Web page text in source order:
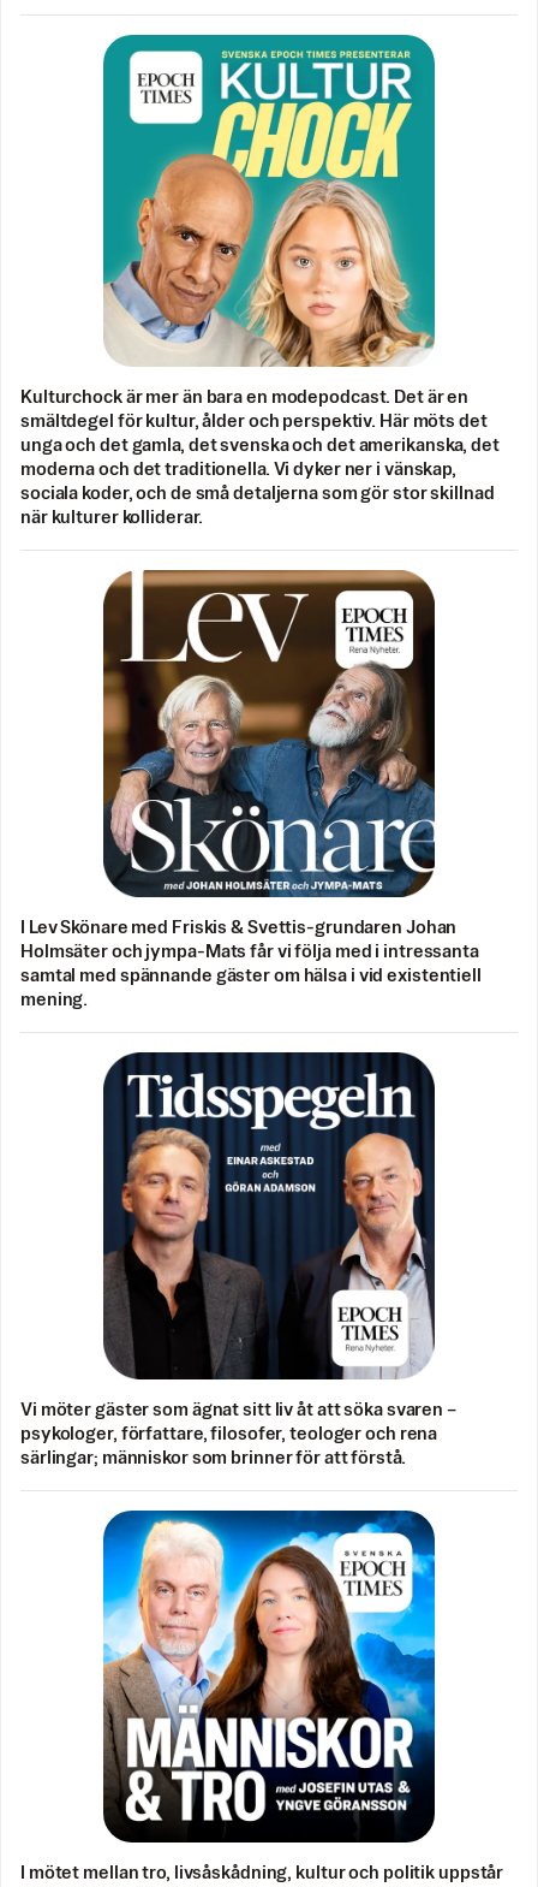
Kulturchock är mer än bara en modepodcast. Det är en
smältdegel för kultur, ålder och perspektiv. Här möts det
unga och det gamla, det svenska och det amerikanska, det
moderna och det traditionella. Vi dyker ner i vänskap,
sociala koder, och de små detaljerna som gör stor skillnad
när kulturer kolliderar.
I Lev Skönare med Friskis & Svettis-grundaren Johan
Holmsäter och jympa-Mats får vi följa med i intressanta
samtal med spännande gäster om hälsa i vid existentiell
mening.
Vi möter gäster som ägnat sitt liv åt att söka svaren –
psykologer, författare, filosofer, teologer och rena
särlingar; människor som brinner för att förstå.
I mötet mellan tro, livsåskådning, kultur och politik uppstår